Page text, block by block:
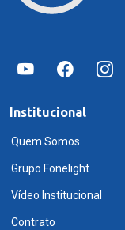
Institucional
Quem Somos
Grupo Fonelight
Vídeo Institucional
Contrato